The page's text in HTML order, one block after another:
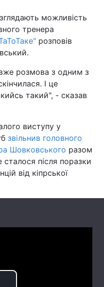
Політика
Світ
Наука
Лайт
Туризм
Погода
можливість
тренера
розповів
розмова з одним з
І це
такий", - сказав
виступу у
звільнив головного
Шовковського разом
після поразки
від кіпрської